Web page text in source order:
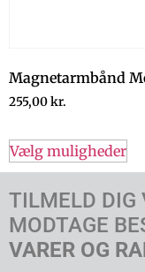
Magnetarmbånd
255,00kr.
Vælg muligheder
TILMELD DIG
MODTAGE
VARER OG